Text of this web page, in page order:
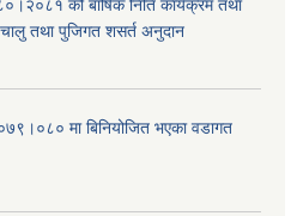
को बार्षिक निति कार्यक्रम तथा
तथा पुजिगत शसर्त अनुदान
मा बिनियोजित भएका वडागत